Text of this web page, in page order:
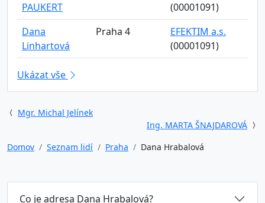
PAUKERT
(00001091)
Dana
Linhartová
Praha 4
EFEKTIM a.s.
(00001091)
Ukázat vše
Mgr. Michal Jelínek
Ing. MARTA ŠNAJDAROVÁ
Domov
Seznam lidí Praha Dana Hrabalová
Co je adresa Dana Hrabalová?